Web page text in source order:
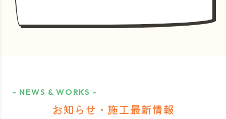
- NEWS & WORKS -
お知らせ・施工最新情報